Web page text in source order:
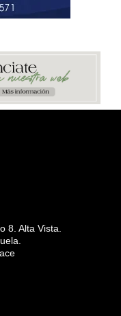
8. Alta Vista.